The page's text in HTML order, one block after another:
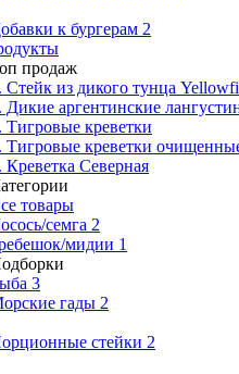
к бургерам 2
продаж
Стейк из дикого тунца
Дикие аргентинские
Тигровые креветки
Тигровые креветки
Креветка Cеверная
товары
семга 2
мидии 1
3
гады 2
стейки 2